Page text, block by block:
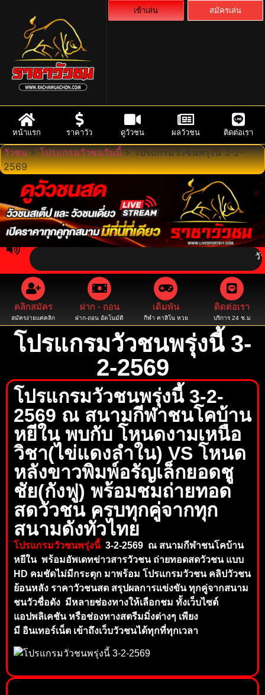
เข้าเล่น สมัครเล่น
หน้าแรก ราคาวัว ดูวัวชน ผลวัวชน ติดต่อเรา
วัวชน>โปรแกรมวัวชนวันนี้>โปรแกรมวัวชนพรุ่งนี้ 3-2-
2569
วัวช
คลิกสมัคร
สมัครง่ายแค่คลิก
ฝาก - ถอน
ฝาก-ถอน อัตโนมัติ
เดิมพัน
กีฬา คาสิโน หวย
ติดต่อเรา
บริการ 24 ช.ม
โปรแกรมวัวชนพรุ่งนี้ 3-
2-2569
โปรแกรมวัวชนพรุ่งนี้ 3-2-
2569 ณ สนามกีฬาชนโคบ้าน
หยีใน พบกับ โหนดงามเหนือ
วิชา(ไข่แดงลำใน) VS โหนด
หลังขาวพิมพ์อรัญเล็กยอดชู
ชัย(กังฟู) พร้อมชมถ่ายทอด
สดวัวชน ครบทุกคู่จากทุก
สนามดังทั่วไทย
โปรแกรมวัวชนพรุ่งนี้3-2-2569 ณ สนามกีฬาชนโคบ้าน
หยีใน พร้อมอัพเดทข่าวสารวัวชน ถ่ายทอดสดวัวชน แบบ
HD คมชัดไม่มีกระตุก มาพร้อม โปรแกรมวัวชน คลิปวัวชน
ย้อนหลัง ราคาวัวชนสด สรุปผลการแข่งขัน ทุกคู่จากสนาม
ชนวัวชื่อดัง มีหลายช่องทางให้เลือกชม ทั้งเว็บไซต์
แอปพลิเคชันหรือช่องทางสตรีมมิ่งต่างๆ เพียง
มี อินเทอร์เน็ต เข้าถึงเว็บวัวชนได้ทุกที่ทุกเวลา